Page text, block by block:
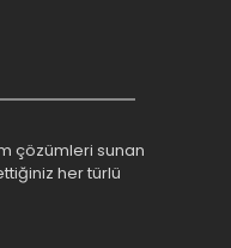
çözümleri sunan
her türlü